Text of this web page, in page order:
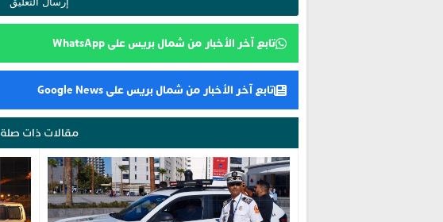
تابع آخر الأخبار من شمال بريس على WhatsApp
تابع آخر الأخبار من شمال بريس على Google News
مقالات ذات صلة